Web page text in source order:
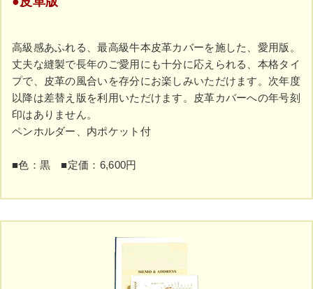
高級感あふれる、最高級牛本皮革カバーを施した、愛用版。
丈夫な縫製で長年のご愛用にも十分に応えられる、本格タイ
プで、皮革の風合いを存分にお楽しみいただけます。次年度
以降は差替え版を利用いただけます。皮革カバーへの年号刻
印はありません。
ペンホルダー、内ポケット付
■色：黒 ■定価：6,600円